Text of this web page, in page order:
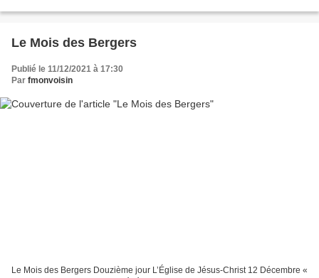
Le Mois des Bergers
Publié le 11/12/2021 à 17:30
Par fmonvoisin
Le Mois des Bergers Douzième jour L’Église de Jésus-Christ 12 Décembre «